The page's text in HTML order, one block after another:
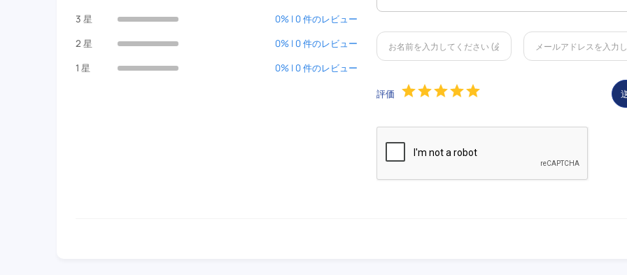
3 星
0% | 0 件のレビュー
2 星
0% | 0 件のレビュー
1 星
0% | 0 件のレビュー
評価